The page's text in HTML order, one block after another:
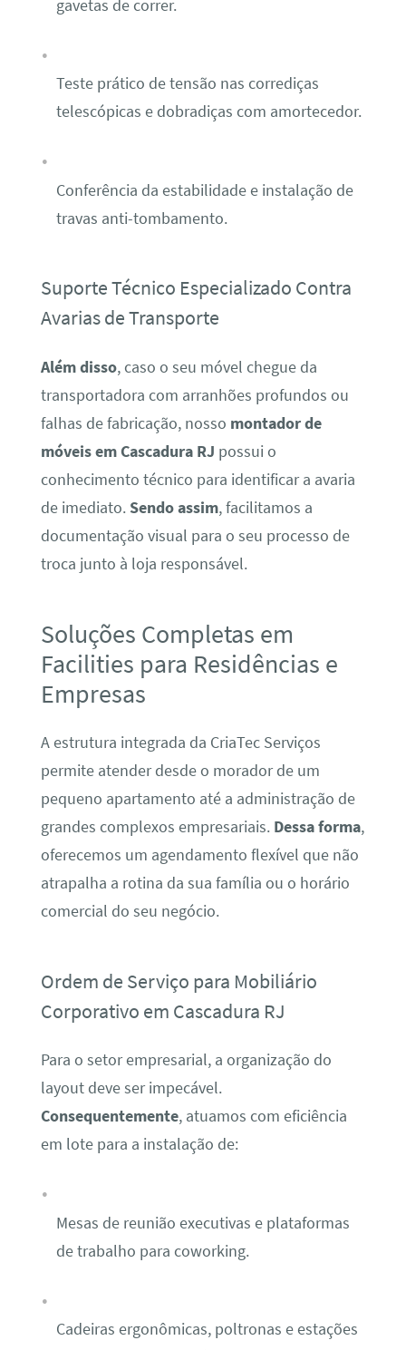
gavetas de correr.
Teste prático de tensão nas corrediças
telescópicas e dobradiças com amortecedor.
Conferência da estabilidade e instalação de
travas anti-tombamento.
Suporte Técnico Especializado Contra
Avarias de Transporte
Além disso, caso o seu móvel chegue da
transportadora com arranhões profundos ou
falhas de fabricação, nosso montador de
móveis em Cascadura RJ possui o
conhecimento técnico para identificar a avaria
de imediato. Sendo assim, facilitamos a
documentação visual para o seu processo de
troca junto à loja responsável.
Soluções Completas em
Facilities para Residências e
Empresas
A estrutura integrada da CriaTec Serviços
permite atender desde o morador de um
pequeno apartamento até a administração de
grandes complexos empresariais. Dessa forma,
oferecemos um agendamento flexível que não
atrapalha a rotina da sua família ou o horário
comercial do seu negócio.
Ordem de Serviço para Mobiliário
Corporativo em Cascadura RJ
Para o setor empresarial, a organização do
layout deve ser impecável.
Consequentemente, atuamos com eficiência
em lote para a instalação de:
Mesas de reunião executivas e plataformas
de trabalho para coworking.
Cadeiras ergonômicas, poltronas e estações